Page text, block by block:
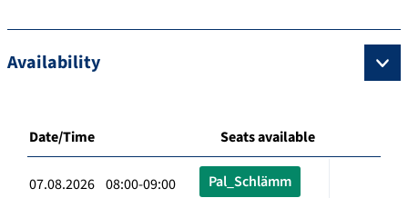
Availability
Date/Time Seats available
07.08.2026 08:00-09:00 Pal_Schlämm